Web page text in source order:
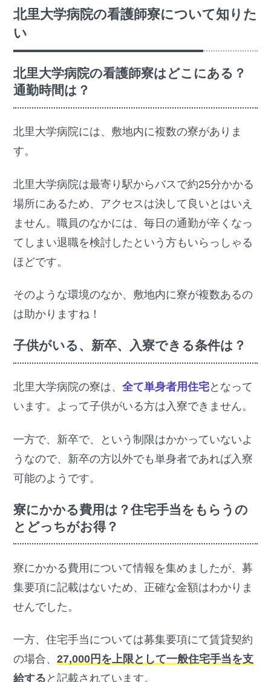
北里大学病院の看護師寮について知りた
い
北里大学病院の看護師寮はどこにある？
通勤時間は？
北里大学病院には、敷地内に複数の寮がありま
す。
北里大学病院は最寄り駅からバスで約25分かかる
場所にあるため、アクセスは決して良いとはいえ
ません。職員のなかには、毎日の通勤が辛くなっ
てしまい退職を検討したという方もいらっしゃる
ほどです。
そのような環境のなか、敷地内に寮が複数あるの
は助かりますね！
子供がいる、新卒、入寮できる条件は？
北里大学病院の寮は、全て単身者用住宅となって
います。よって子供がいる方は入寮できません。
一方で、新卒で、という制限はかかっていないよ
うなので、新卒の方以外でも単身者であれば入寮
可能のようです。
寮にかかる費用は？住宅手当をもらうの
とどっちがお得？
寮にかかる費用について情報を集めましたが、募
集要項に記載はないため、正確な金額はわかりま
せんでした。
一方、住宅手当については募集要項にて賃貸契約
の場合、27,000円を上限として一般住宅手当を支
給する と記載されています。